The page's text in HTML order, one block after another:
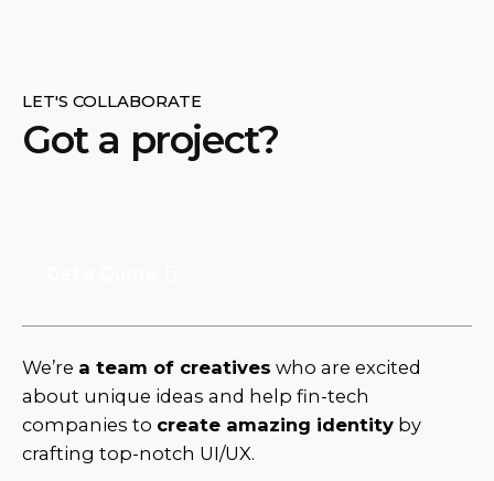
LET'S COLLABORATE
Got a project?
We’re a team of creatives who are excited
about unique ideas and help fin-tech
companies to create amazing identity by
crafting top-notch UI/UX.